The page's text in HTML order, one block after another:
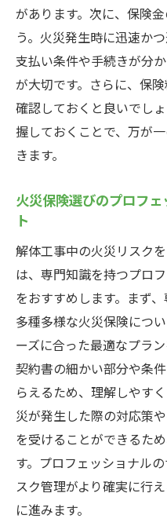
があります。次に、保険
う。火災発生時に迅速か
支払い条件や手続きが分
が大切です。さらに、保
確認しておくと良いでし
握しておくことで、万が
きます。
火災保険選びのプロフ
ト
解体工事中の火災リスク
は、専門知識を持つプロ
をおすすめします。まず
多種多様な火災保険につ
ーズに合った最適なプラ
契約書の細かい部分や条
らえるため、理解しやす
災が発生した際の対応策
を受けることができるた
す。プロフェッショナル
スク管理がより確実に行
に進みます。